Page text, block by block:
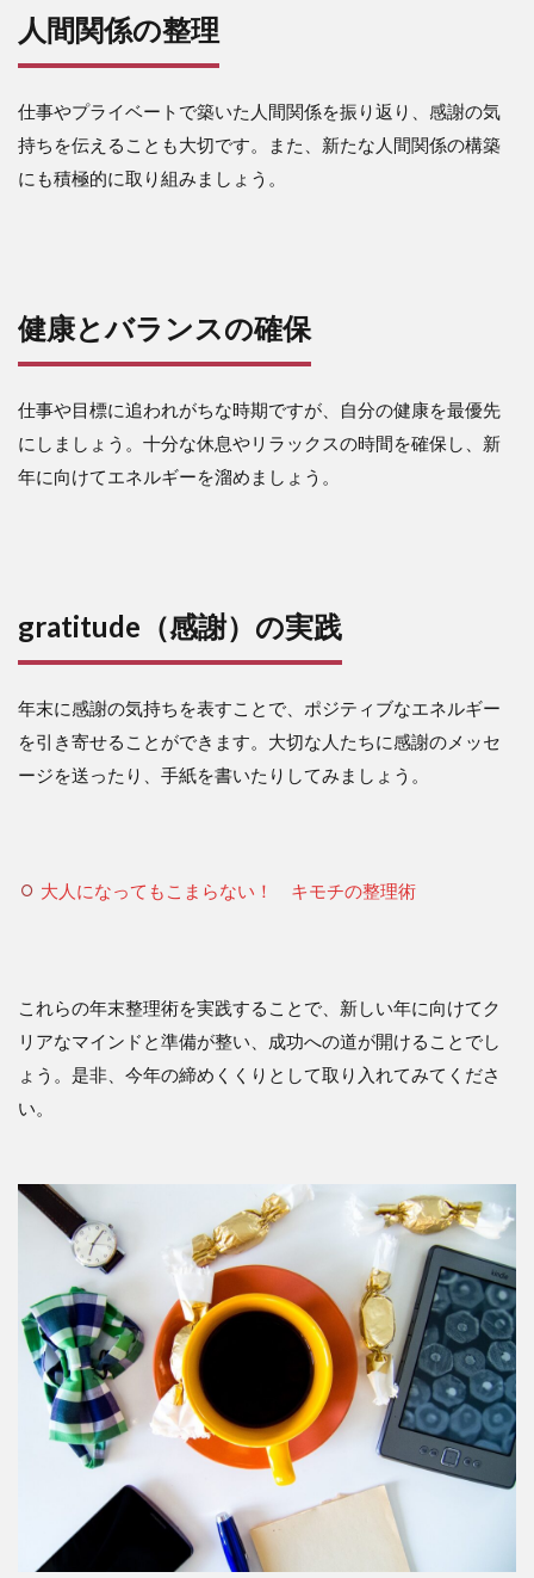
人間関係の整理
仕事やプライベートで築いた人間関係を振り返り、感謝の気
持ちを伝えることも大切です。また、新たな人間関係の構築
にも積極的に取り組みましょう。
健康とバランスの確保
仕事や目標に追われがちな時期ですが、自分の健康を最優先
にしましょう。十分な休息やリラックスの時間を確保し、新
年に向けてエネルギーを溜めましょう。
gratitude（感謝）の実践
年末に感謝の気持ちを表すことで、ポジティブなエネルギー
を引き寄せることができます。大切な人たちに感謝のメッセ
ージを送ったり、手紙を書いたりしてみましょう。
大人になってもこまらない！ キモチの整理術
これらの年末整理術を実践することで、新しい年に向けてク
リアなマインドと準備が整い、成功への道が開けることでし
ょう。是非、今年の締めくくりとして取り入れてみてくださ
い。